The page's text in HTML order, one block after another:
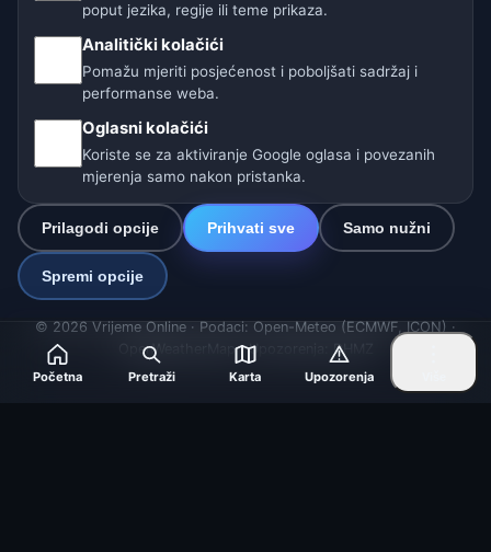
🇩🇪🇦🇹🇨🇭 Njemačka / Austrija / Švicarska
🌎 Latinska Amerika i Španjolska
🇮🇳 Južna i jugoistočna Azija
🌍 Međunarodna vremenska mreža
Operater: Spolek Minizoo.cz z.s. | IČO: 21135550 |
© 2026 Vrijeme Online · Podaci: Open-Meteo (ECMWF, ICON) ·
OpenWeatherMap · Upozorenja: DHMZ
Početna Pretraži Karta Upozorenja
poput jezika, regije ili teme prikaza.
Analitički kolačići
Pomažu mjeriti posjećenost i poboljšati sadržaj i
performanse weba.
Oglasni kolačići
Koriste se za aktiviranje Google oglasa i povezanih
mjerenja samo nakon pristanka.
Prilagodi opcije Prihvati sve Samo nužni
Spremi opcije